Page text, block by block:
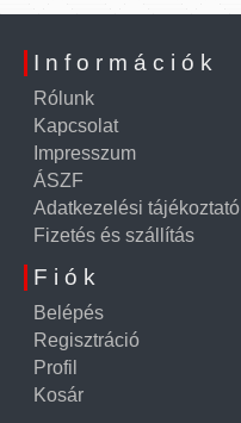
Információk
Rólunk
Kapcsolat
Impresszum
ÁSZF
Adatkezelési tájékoztató
Fizetés és szállítás
Fiók
Belépés
Regisztráció
Profil
Kosár